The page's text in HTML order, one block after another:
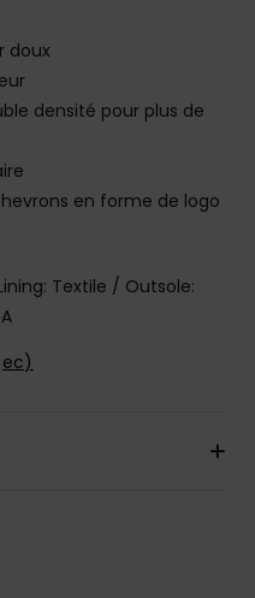
doux
densité pour plus de
en forme de logo
Textile / Outsole: